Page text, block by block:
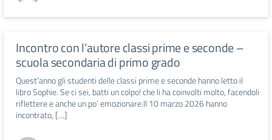
Incontro con l’autore classi prime e seconde –
scuola secondaria di primo grado
Quest’anno gli studenti delle classi prime e seconde hanno letto il
libro Sophie. Se ci sei, batti un colpo! che li ha coinvolti molto, facendoli
riflettere e anche un po’ emozionare.Il 10 marzo 2026 hanno
incontrato, […]